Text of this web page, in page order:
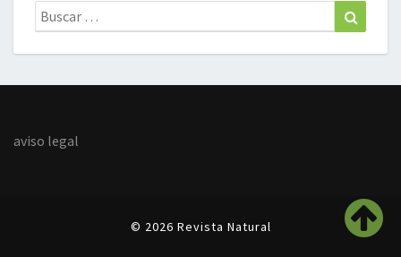
Buscar:
aviso legal
© 2026 Revista Natural